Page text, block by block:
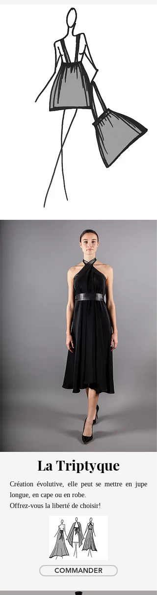
La Triptyque
Création évolutive, elle peut se mettre en jupe
longue, en cape ou en robe.
Offrez-vous la liberté de choisir!
COMMANDER